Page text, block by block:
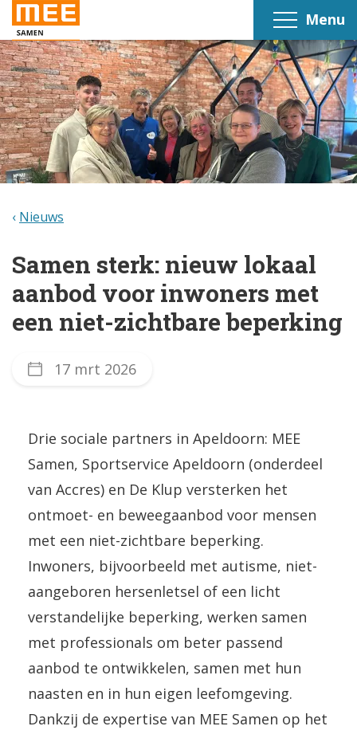
Menu
Nieuws
Samen sterk: nieuw lokaal
aanbod voor inwoners met
een niet-zichtbare beperking
17 mrt 2026
Drie sociale partners in Apeldoorn: MEE
Samen, Sportservice Apeldoorn (onderdeel
van Accres) en De Klup versterken het
ontmoet- en beweegaanbod voor mensen
met een niet-zichtbare beperking.
Inwoners, bijvoorbeeld met autisme, niet-
aangeboren hersenletsel of een licht
verstandelijke beperking, werken samen
met professionals om beter passend
aanbod te ontwikkelen, samen met hun
naasten en in hun eigen leefomgeving.
Dankzij de expertise van MEE Samen op het